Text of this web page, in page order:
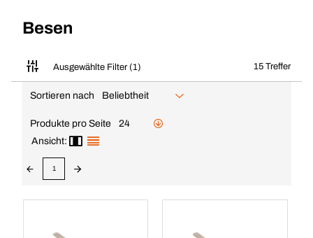
Besen
Ausgewählte Filter (1) 15 Treffer
Sortieren nach Beliebtheit
Produkte pro Seite
24
Ansicht:
1